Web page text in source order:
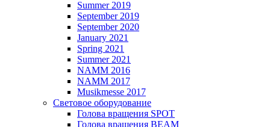
Summer 2019
September 2019
September 2020
January 2021
Spring 2021
Summer 2021
NAMM 2016
NAMM 2017
Musikmesse 2017
Световое оборудование
Голова вращения SPOT
Голова вращения BEAM